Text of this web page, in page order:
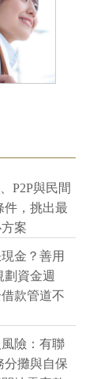
P2P與民間
件，挑出最
案
金？善用
劃資金週
款管道不
風險：有聯
分攤與自保